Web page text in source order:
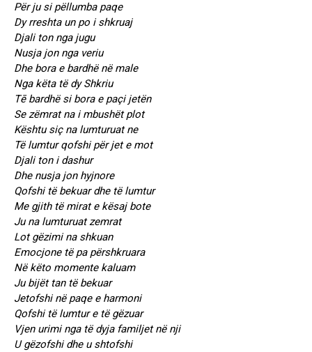
Për ju si pëllumba paqe
Dy rreshta un po i shkruaj
Djali ton nga jugu
Nusja jon nga veriu
Dhe bora e bardhë në male
Nga këta të dy Shkriu
Tē bardhë si bora e paçi jetën
Se zëmrat na i mbushët plot
Kështu siç na lumturuat ne
Të lumtur qofshi për jet e mot
Djali ton i dashur
Dhe nusja jon hyjnore
Qofshi të bekuar dhe të lumtur
Me gjith të mirat e kësaj bote
Ju na lumturuat zemrat
Lot gëzimi na shkuan
Emocjone të pa përshkruara
Në këto momente kaluam
Ju bijët tan të bekuar
Jetofshi në paqe e harmoni
Qofshi të lumtur e të gëzuar
Vjen urimi nga të dyja familjet në nji
U gëzofshi dhe u shtofshi